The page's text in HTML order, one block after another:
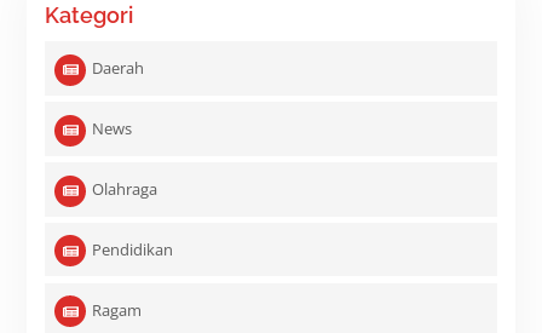
Kategori
Daerah
News
Olahraga
Pendidikan
Ragam